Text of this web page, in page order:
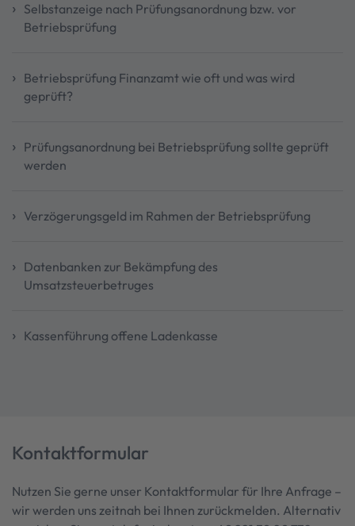
Selbstanzeige nach Prüfungsanordnung bzw. vor
Betriebsprüfung
Betriebsprüfung Finanzamt wie oft und was wird
geprüft?
Prüfungsanordnung bei Betriebsprüfung sollte geprüft
werden
Verzögerungsgeld im Rahmen der Betriebsprüfung
Datenbanken zur Bekämpfung des
Umsatzsteuerbetruges
Kassenführung offene Ladenkasse
Kontaktformular
Nutzen Sie gerne unser Kontaktformular für Ihre Anfrage –
wir werden uns zeitnah bei Ihnen zurückmelden. Alternativ